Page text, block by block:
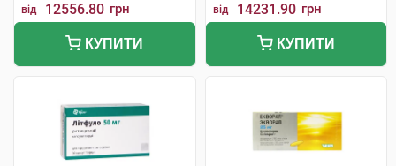
від 12556.80 грн
КУПИТИ
від 14231.90 грн
КУПИТИ